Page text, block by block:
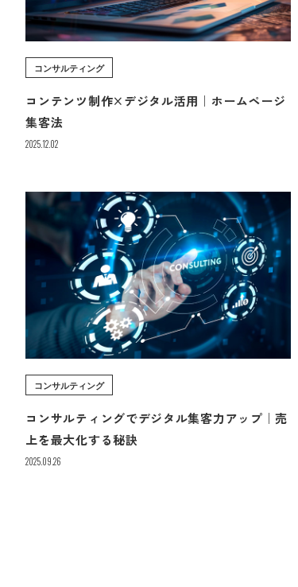
コンサルティング
コンテンツ制作×デジタル活用｜ホームページ
集客法
2025.12.02
コンサルティング
コンサルティングでデジタル集客力アップ｜売
上を最大化する秘訣
2025.09.26